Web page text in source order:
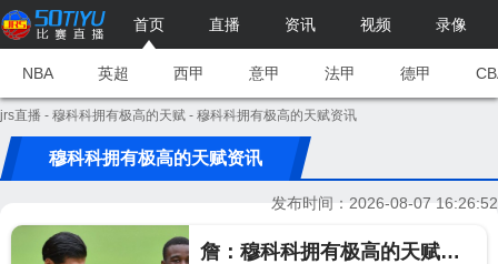
首页 直播 资讯 视频 录像
NBA 英超 西甲 意甲 法甲 德甲
jrs直播 - 穆科科拥有极高的天赋 - 穆科科拥有极高的天赋资讯
穆科科拥有极高的天赋资讯
发布时间：2026-08-07 16:26:52
詹：穆科科拥有极高的天赋 相信他会适应德甲